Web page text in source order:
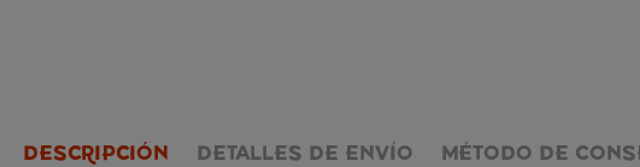
DESCRIPCIÓN DETALLES DE ENVÍO MÉTODO DE